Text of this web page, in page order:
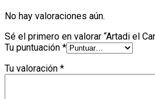
No hay valoraciones aún.
Sé el primero en valorar “Artadi el
Tu puntuación *
Tu valoración *